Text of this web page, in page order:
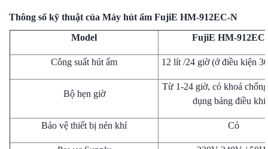
Thông số kỹ thuật của Máy hút ẩm FujiE HM-912EC-N
Model
FujiE HM-
Công suất hút ẩm 12 lít /24 giờ (ở điều kiện
Bộ hẹn giờ
Từ 1-24 giờ, có khoá
dụng bảng điều
Bảo vệ thiết bị nén khí Có